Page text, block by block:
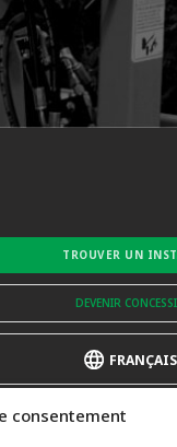
consentement
TROUVER UN
DEVENIR